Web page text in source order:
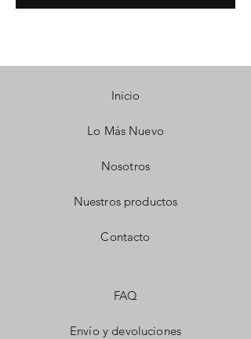
Inicio
Lo Más Nuevo
Nosotros
Nuestros productos
Contacto
FAQ
Envío y devoluciones